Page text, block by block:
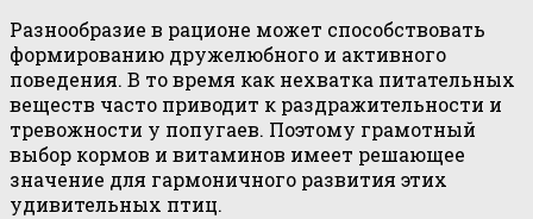
Разнообразие в рационе может способствовать
формированию дружелюбного и активного
поведения. В то время как нехватка питательных
веществ часто приводит к раздражительности и
тревожности у попугаев. Поэтому грамотный
выбор кормов и витаминов имеет решающее
значение для гармоничного развития этих
удивительных птиц.